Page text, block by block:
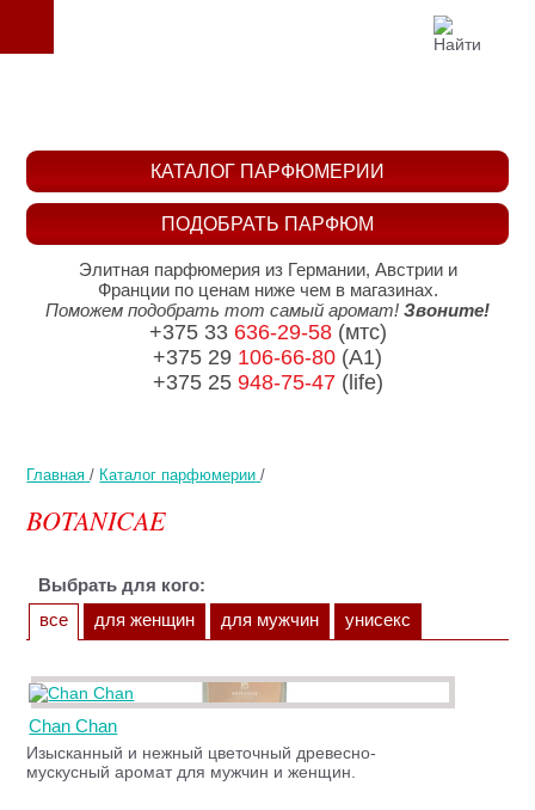
Главная / Каталог парфюмерии /
BOTANICAE
Выбрать для кого:
все
для женщин для мужчин унисекс
Chan Chan
Изысканный и нежный цветочный древесно-
мускусный аромат для мужчин и женщин.
ПОДОБРАТЬ ПАРФЮМ
КАТАЛОГ ПАРФЮМЕРИИ
Элитная парфюмерия из Германии, Австрии и
Франции по ценам ниже чем в магазинах.
Поможем подобрать тот самый аромат! Звоните!
+375 33 636-29-58(мтс)
+375 29 106-66-80 (A1)
+375 25 948-75-47(life)